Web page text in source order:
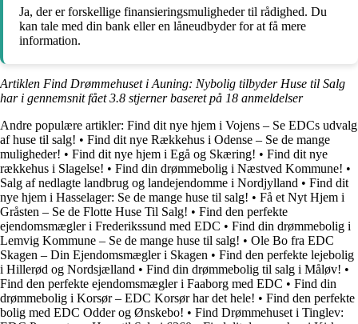
Ja, der er forskellige finansieringsmuligheder til rådighed. Du
kan tale med din bank eller en låneudbyder for at få mere
information.
Artiklen Find Drømmehuset i Auning: Nybolig tilbyder Huse til Salg
har i gennemsnit fået3.8 stjerner baseret på 18 anmeldelser
Andre populære artikler: Find dit nye hjem i Vojens – Se EDCs udvalg
af huse til salg! • Find dit nye Rækkehus i Odense – Se de mange
muligheder! • Find dit nye hjem i Egå og Skæring! • Find dit nye
rækkehus i Slagelse! • Find din drømmebolig i Næstved Kommune! •
Salg af nedlagte landbrug og landejendomme i Nordjylland • Find dit
nye hjem i Hasselager: Se de mange huse til salg! • Få et Nyt Hjem i
Gråsten – Se de Flotte Huse Til Salg! • Find den perfekte
ejendomsmægler i Frederikssund med EDC • Find din drømmebolig i
Lemvig Kommune – Se de mange huse til salg! • Ole Bo fra EDC
Skagen – Din Ejendomsmægler i Skagen • Find den perfekte lejebolig
i Hillerød og Nordsjælland • Find din drømmebolig til salg i Måløv! •
Find den perfekte ejendomsmægler i Faaborg med EDC • Find din
drømmebolig i Korsør – EDC Korsør har det hele! • Find den perfekte
bolig med EDC Odder og Ønskebo! • Find Drømmehuset i Tinglev: